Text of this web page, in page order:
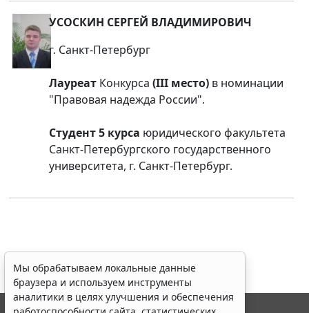
УСОСКИН СЕРГЕЙ ВЛАДИМИРОВИЧ
г. Санкт-Петербург
Лауреат Конкурса (III место) в номинации
"Правовая надежда России".
Студент 5 курса юридического факультета
Санкт-Петербургского государственного
университета, г. Санкт-Петербург.
Мы обрабатываем локальные данные
браузера и используем инструменты
аналитики в целях улучшения и обеспечения